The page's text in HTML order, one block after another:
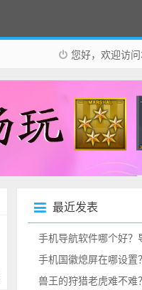
您好，欢迎访
最近发表
手机导航软件哪个好？
手机国徽熄屏在哪设置
兽王的狩猎老虎难不难